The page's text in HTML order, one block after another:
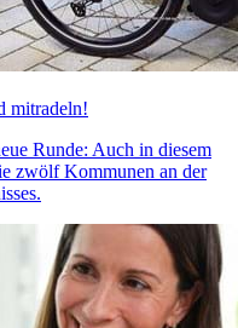
mitradeln!
Runde: Auch in diesem
zwölf Kommunen an der